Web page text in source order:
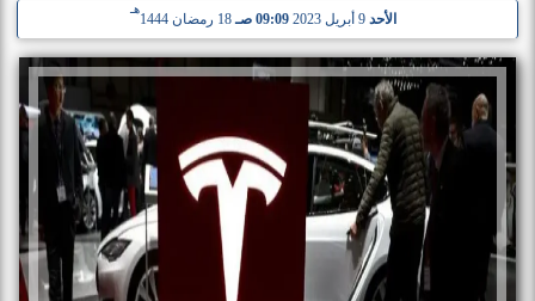
الأحد 9 أبريل 2023 09:09 صـ 18 رمضان 1444
هـ